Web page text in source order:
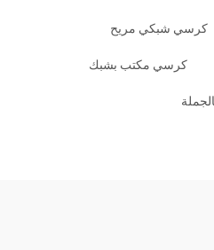
كرسي شبكي مريح
كرسي مكتب بشبك